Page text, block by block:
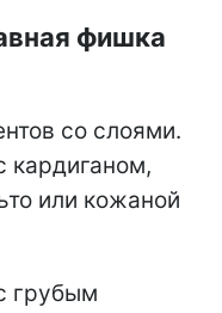
фишка
со слоями.
кардиганом,
или кожаной
грубым